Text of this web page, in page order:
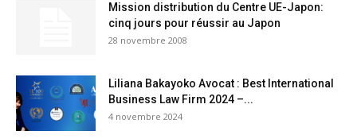
Mission distribution du Centre UE-Japon:
cinq jours pour réussir au Japon
28 novembre 2008
Liliana Bakayoko Avocat : Best International
Business Law Firm 2024 –...
4 novembre 2024